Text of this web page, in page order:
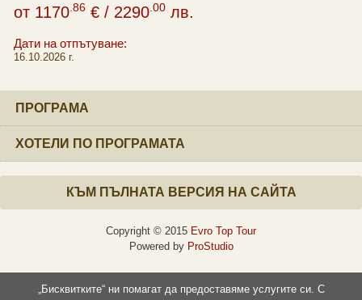
от 1170 .86 € / 2290 .00 лв.
Дати на отпътуване:
16.10.2026 г.
ПРОГРАМА
ХОТЕЛИ ПО ПРОГРАМАТА
КЪМ ПЪЛНАТА ВЕРСИЯ НА САЙТА
Copyright © 2015 Evro Top Tour
Powered by ProStudio
„Бисквитките“ ни помагат да предоставяме услугите си. С